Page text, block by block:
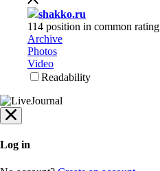
shakko.ru
114 position in common rating
Archive
Photos
Video
Readability
Log in